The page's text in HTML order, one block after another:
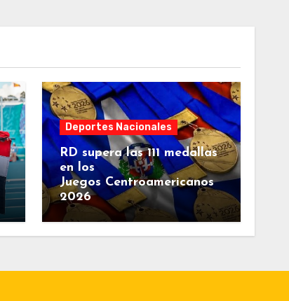
Deportes Nacionales
RD supera las 111 medallas
en los
Juegos Centroamericanos
2026